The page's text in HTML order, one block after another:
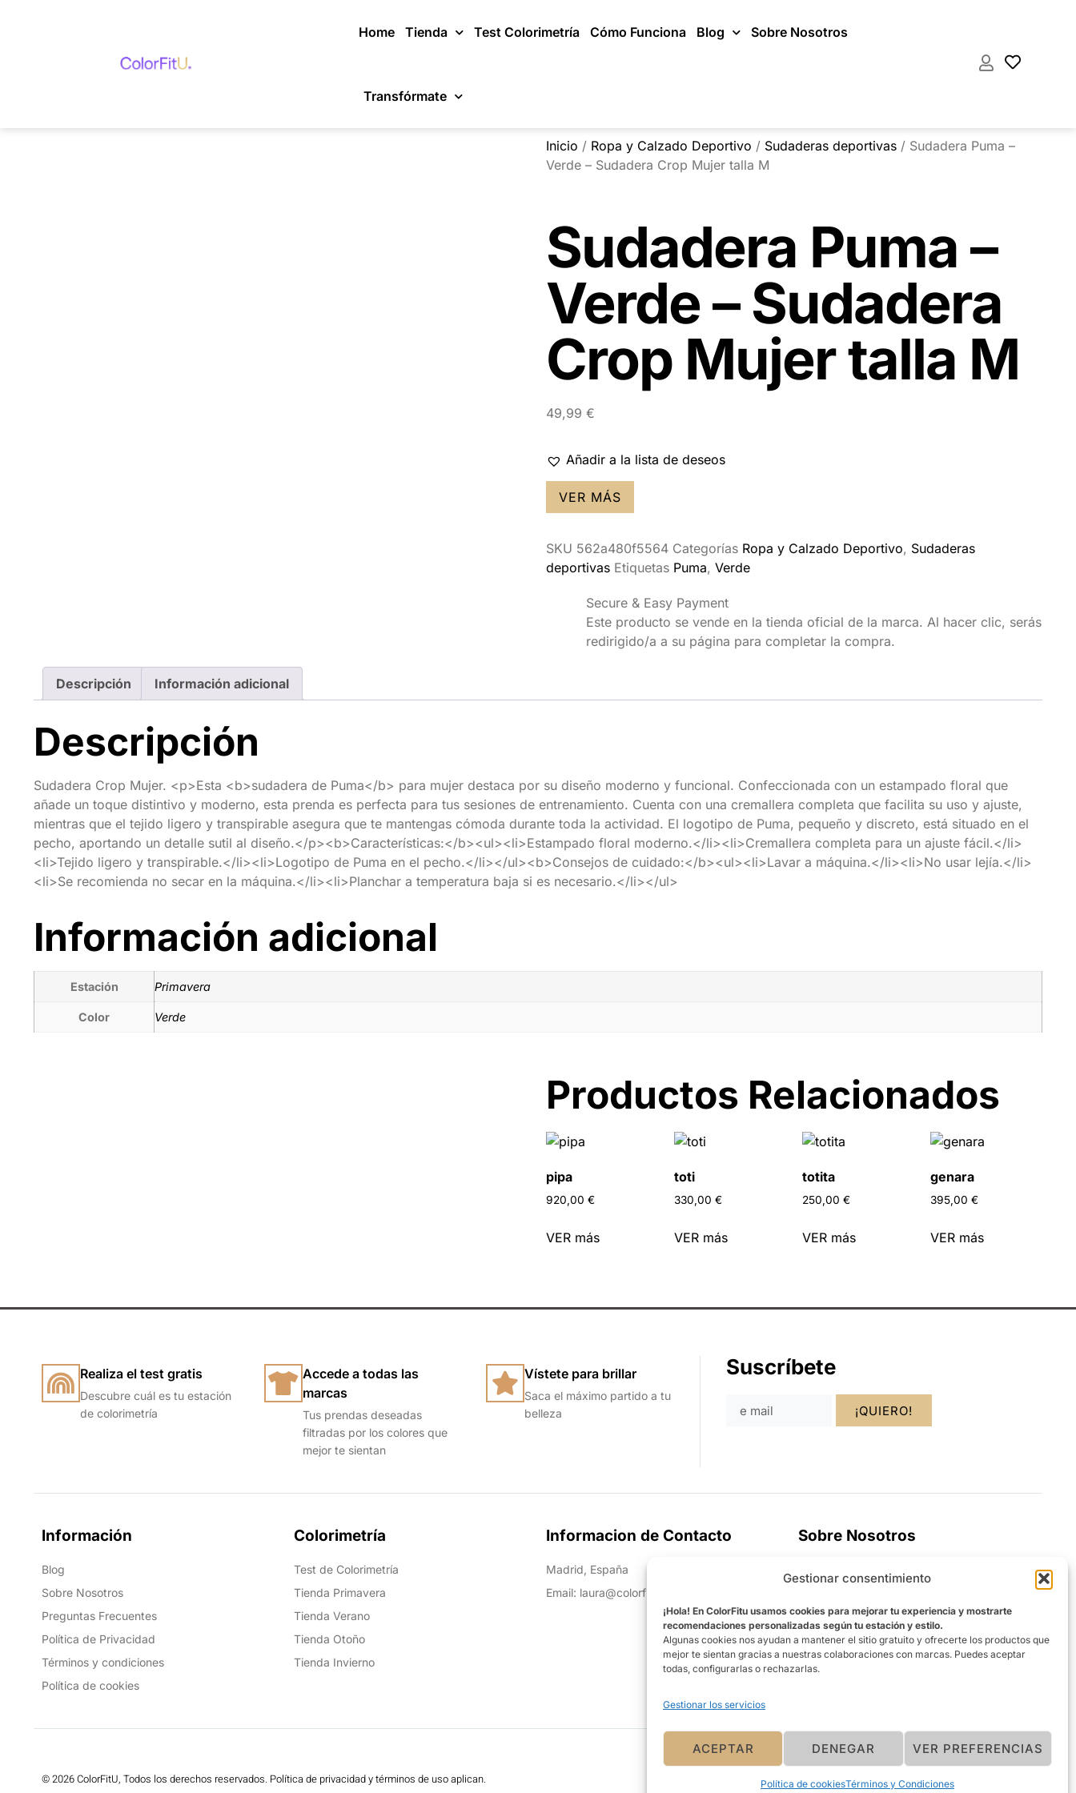
Gestionar consentimiento
¡Hola! En ColorFitu usamos cookies para mejorar tu experiencia y mostrarte
recomendaciones personalizadas según tu estación y estilo.
Algunas cookies nos ayudan a mantener el sitio gratuito y ofrecerte los productos que
mejor te sientan gracias a nuestras colaboraciones con marcas. Puedes aceptar
todas, configurarlas o rechazarlas.
Gestionar los servicios
ACEPTAR DENEGAR VER PREFERENCIAS
Política de cookiesTérminos y Condiciones
Home Tienda Test Colorimetría Cómo Funciona Blog Sobre Nosotros
Transfórmate
Inicio / Ropa y Calzado Deportivo / Sudaderas deportivas / Sudadera Puma –
Verde – Sudadera Crop Mujer talla M
Sudadera Puma –
Verde – Sudadera
Crop Mujer talla M
49,99 €
Añadir a la lista de deseos
VER MÁS
SKU 562a480f5564 Categorías Ropa y Calzado Deportivo, Sudaderas
deportivas Etiquetas Puma, Verde
Secure & Easy Payment
Este producto se vende en la tienda oficial de la marca. Al hacer clic, serás
redirigido/a a su página para completar la compra.
Descripción Información adicional
Descripción
Sudadera Crop Mujer. <p>Esta <b>sudadera de Puma</b> para mujer destaca por su diseño moderno y funcional. Confeccionada con un estampado floral que
añade un toque distintivo y moderno, esta prenda es perfecta para tus sesiones de entrenamiento. Cuenta con una cremallera completa que facilita su uso y ajuste,
mientras que el tejido ligero y transpirable asegura que te mantengas cómoda durante toda la actividad. El logotipo de Puma, pequeño y discreto, está situado en el
pecho, aportando un detalle sutil al diseño.</p><b>Características:</b><ul><li>Estampado floral moderno.</li><li>Cremallera completa para un ajuste fácil.</li>
<li>Tejido ligero y transpirable.</li><li>Logotipo de Puma en el pecho.</li></ul><b>Consejos de cuidado:</b><ul><li>Lavar a máquina.</li><li>No usar lejía.</li>
<li>Se recomienda no secar en la máquina.</li><li>Planchar a temperatura baja si es necesario.</li></ul>
Información adicional
Estación Primavera
Color Verde
Productos Relacionados
pipa
920,00 €
VER más
toti
330,00 €
VER más
totita
250,00 €
VER más
genara
395,00 €
VER más
Realiza el test gratis
Descubre cuál es tu estación
de colorimetría
Accede a todas las
marcas
Tus prendas deseadas
filtradas por los colores que
mejor te sientan
Vístete para brillar
Saca el máximo partido a tu
belleza
Suscríbete
¡QUIERO!
Información
Blog
Sobre Nosotros
Preguntas Frecuentes
Política de Privacidad
Términos y condiciones
Política de cookies
Colorimetría
Test de Colorimetría
Tienda Primavera
Tienda Verano
Tienda Otoño
Tienda Invierno
Informacion de Contacto
Madrid, España
Email: laura@colorfitu.com
Sobre Nosotros
una experiencia personalizada
© 2026 ColorFitU, Todos los derechos reservados. Política de privacidad y términos de uso aplican.